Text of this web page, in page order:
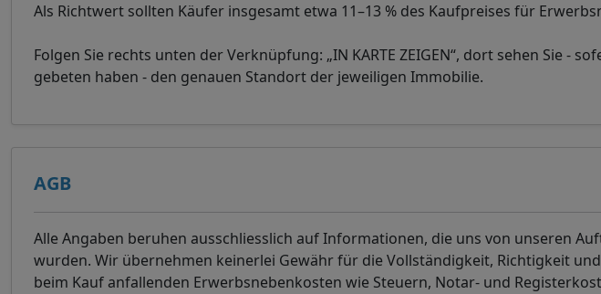
Als Richtwert sollten Käufer insgesamt etwa 11–13 % des Kaufpreises für
Folgen Sie rechts unten der Verknüpfung: „IN KARTE ZEIGEN“, dort sehen Sie -
gebeten haben - den genauen Standort der jeweiligen Immobilie.
AGB
Alle Angaben beruhen ausschliesslich auf Informationen, die uns von unseren
wurden. Wir übernehmen keinerlei Gewähr für die Vollständigkeit, Richtigkeit
beim Kauf anfallenden Erwerbsnebenkosten wie Steuern, Notar- und